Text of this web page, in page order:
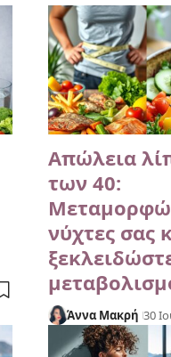
Απώλεια
των 40:
νύχτες σας
Άννα Μακρή 30